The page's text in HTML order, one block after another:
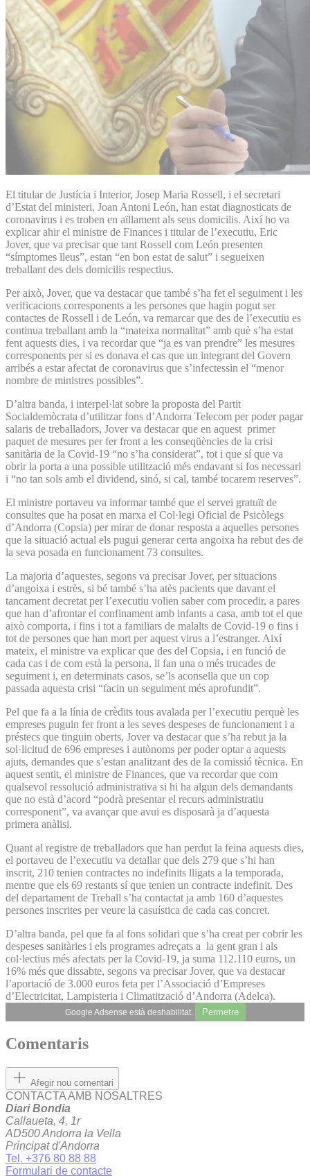
El titular de Justícia i Interior, Josep Maria Rossell, i el secretari
d’Estat del ministeri, Joan Antoni León, han estat diagnosticats de
coronavirus i es troben en aïllament als seus domicilis. Així ho va
explicar ahir el ministre de Finances i titular de l’executiu, Eric
Jover, que va precisar que tant Rossell com León presenten
“símptomes lleus”, estan “en bon estat de salut” i segueixen
treballant des dels domicilis respectius.
Per això, Jover, que va destacar que també s’ha fet el seguiment i les
verificacions corresponents a les persones que hagin pogut ser
contactes de Rossell i de León, va remarcar que des de l’executiu es
continua treballant amb la “mateixa normalitat” amb què s’ha estat
fent aquests dies, i va recordar que “ja es van prendre” les mesures
corresponents per si es donava el cas que un integrant del Govern
arribés a estar afectat de coronavirus que s’infectessin el “menor
nombre de ministres possibles”.
D’altra banda, i interpel·lat sobre la proposta del Partit
Socialdemòcrata d’utilitzar fons d’Andorra Telecom per poder pagar
salaris de treballadors, Jover va destacar que en aquest primer
paquet de mesures per fer front a les conseqüències de la crisi
sanitària de la Covid-19 “no s’ha considerat”, tot i que sí que va
obrir la porta a una possible utilització més endavant si fos necessari
i “no tan sols amb el dividend, sinó, si cal, també tocarem reserves”.
El ministre portaveu va informar també que el servei gratuït de
consultes que ha posat en marxa el Col·legi Oficial de Psicòlegs
d’Andorra (Copsia) per mirar de donar resposta a aquelles persones
que la situació actual els pugui generar certa angoixa ha rebut des de
la seva posada en funcionament 73 consultes.
La majoria d’aquestes, segons va precisar Jover, per situacions
d’angoixa i estrès, si bé també s’ha atès pacients que davant el
tancament decretat per l’executiu volien saber com procedir, a pares
que han d’afrontar el confinament amb infants a casa, amb tot el que
això comporta, i fins i tot a familiars de malalts de Covid-19 o fins i
tot de persones que han mort per aquest virus a l’estranger. Així
mateix, el ministre va explicar que des del Copsia, i en funció de
cada cas i de com està la persona, li fan una o més trucades de
seguiment i, en determinats casos, se’ls aconsella que un cop
passada aquesta crisi “facin un seguiment més aprofundit”.
Pel que fa a la línia de crèdits tous avalada per l’executiu perquè les
empreses puguin fer front a les seves despeses de funcionament i a
préstecs que tinguin oberts, Jover va destacar que s’ha rebut ja la
sol·licitud de 696 empreses i autònoms per poder optar a aquests
ajuts, demandes que s’estan analitzant des de la comissió tècnica. En
aquest sentit, el ministre de Finances, que va recordar que com
qualsevol ressolució administrativa si hi ha algun dels demandants
que no està d’acord “podrà presentar el recurs administratiu
corresponent”, va avançar que avui es disposarà ja d’aquesta
primera anàlisi.
Quant al registre de treballadors que han perdut la feina aquests dies,
el portaveu de l’executiu va detallar que dels 279 que s’hi han
inscrit, 210 tenien contractes no indefinits lligats a la temporada,
mentre que els 69 restants sí que tenien un contracte indefinit. Des
del departament de Treball s’ha contactat ja amb 160 d’aquestes
persones inscrites per veure la casuística de cada cas concret.
D’altra banda, pel que fa al fons solidari que s’ha creat per cobrir les
despeses sanitàries i els programes adreçats a la gent gran i als
col·lectius més afectats per la Covid-19, ja suma 112.110 euros, un
16% més que dissabte, segons va precisar Jover, que va destacar
l’aportació de 3.000 euros feta per l’Associació d’Empreses
d’Electricitat, Lampisteria i Climatització d’Andorra (Adelca).
Google Adsense està deshabilitat. Permetre
Comentaris
Afegir nou comentari
CONTACTA AMB NOSALTRES
Diari Bondia
Callaueta, 4, 1r
AD500 Andorra la Vella
Principat d'Andorra
Tel. +376 80 88 88
Formulari de contacte